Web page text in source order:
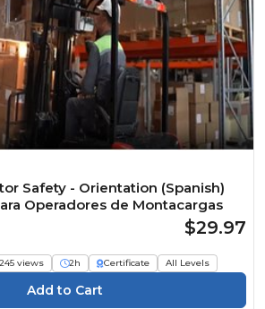
Safety - Orientation (Spanish)
Operadores de Montacargas
$29.97
views 2h Certificate All Levels